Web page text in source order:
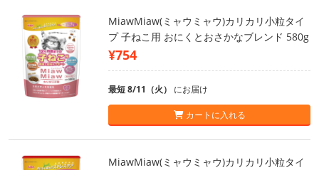
MiawMiaw(ミャウミャウ)カリカリ小粒タイ
プ 子ねこ用 おにくとおさかなブレンド 580g
¥754
最短 8/11（火） にお届け
カートに入れる
MiawMiaw(ミャウミャウ)カリカリ小粒タイ